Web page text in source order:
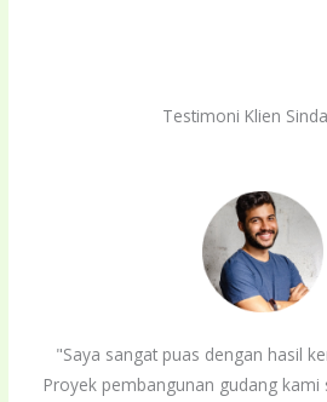
Testimoni Klien
"Saya sangat puas dengan hasil
Proyek pembangunan gudang kami